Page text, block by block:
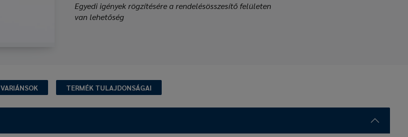
Egyedi igények rögzítésére a rendelésösszesítő felületen
van lehetőség
VARIÁNSOK TERMÉK TULAJDONSÁGAI